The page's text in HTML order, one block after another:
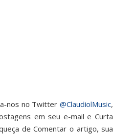
nos no Twitter @ClaudiolMusic,
em seu e-mail e Curta
de Comentar o artigo, sua